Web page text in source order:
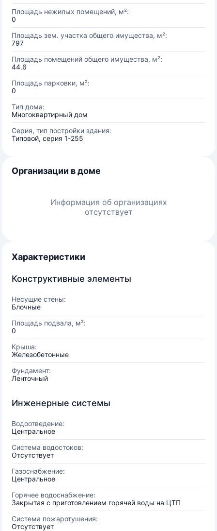
Площадь нежилых помещений, м²:
0
Площадь зем. участка общего имущества, м²:
797
Площадь помещений общего имущества, м²:
44.6
Площадь парковки, м²:
0
Тип дома:
Многоквартирный дом
Серия, тип постройки здания:
Типовой, серия 1-255
Организации в доме
Информация об организациях
отсутствует
Характеристики
Конструктивные элементы
Несущие стены:
Блочные
Площадь подвала, м²:
0
Крыша:
Железобетонные
Фундамент:
Ленточный
Инженерные системы
Водоотведение:
Центральное
Система водостоков:
Отсутствует
Газоснабжение:
Центральное
Горячее водоснабжение:
Закрытая с приготовлением горячей воды на ЦТП
Система пожаротушения:
Отсутствует